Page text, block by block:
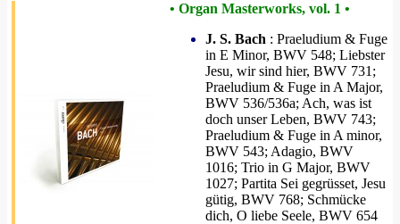
• Organ Masterworks, vol. 1 •
J. S. Bach : Praeludium & Fuge
in E Minor, BWV 548; Liebster
Jesu, wir sind hier, BWV 731;
Praeludium & Fuge in A Major,
BWV 536/536a; Ach, was ist
doch unser Leben, BWV 743;
Praeludium & Fuge in A minor,
BWV 543; Adagio, BWV
1016; Trio in G Major, BWV
1027; Partita Sei gegrüsset, Jesu
gütig, BWV 768; Schmücke
dich, O liebe Seele, BWV 654